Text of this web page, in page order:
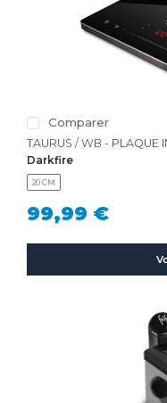
Comparer
TAURUS / WB - PLAQUE
Darkfire
20 CM
99,99 €